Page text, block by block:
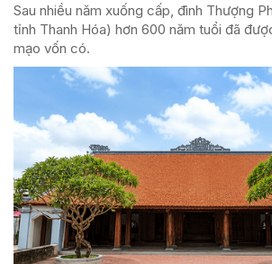
Sau nhiều năm xuống cấp, đình Thượng
tỉnh Thanh Hóa) hơn 600 năm tuổi đã
mạo vốn có.